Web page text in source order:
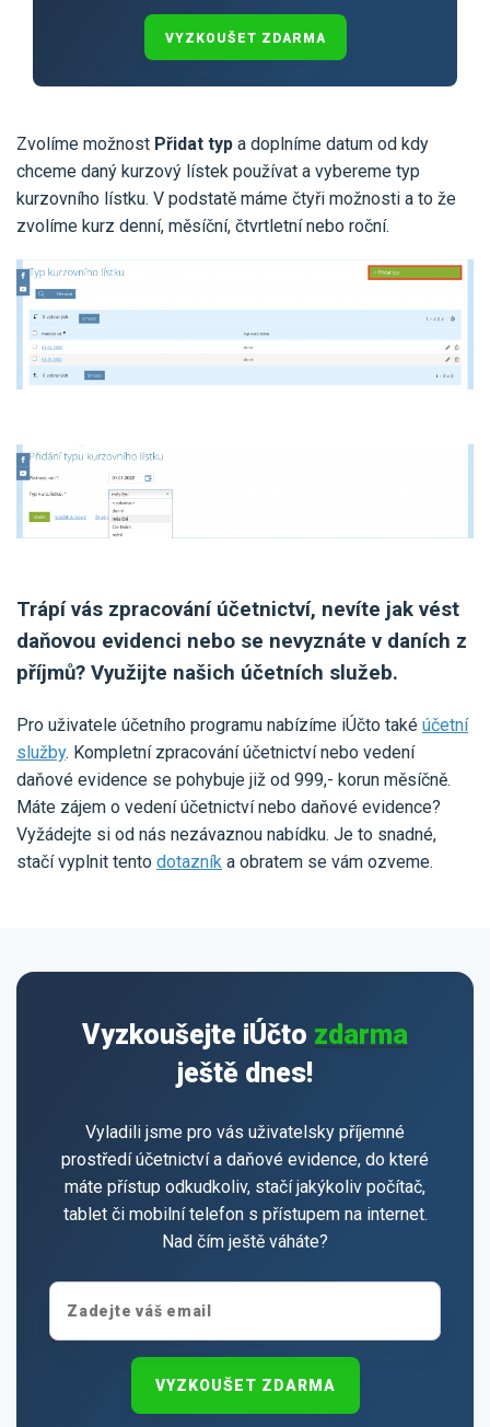
VYZKOUŠET ZDARMA
Zvolíme možnost Přidat typ a doplníme datum od kdy
chceme daný kurzový lístek používat a vybereme typ
kurzovního lístku. V podstatě máme čtyři možnosti a to že
zvolíme kurz denní, měsíční, čtvrtletní nebo roční.
Trápí vás zpracování účetnictví, nevíte jak vést
daňovou evidenci nebo se nevyznáte v daních z
příjmů? Využijte našich účetních služeb.
Pro uživatele účetního programu nabízíme iÚčto také účetní
služby. Kompletní zpracování účetnictví nebo vedení
daňové evidence se pohybuje již od 999,- korun měsíčně.
Máte zájem o vedení účetnictví nebo daňové evidence?
Vyžádejte si od nás nezávaznou nabídku. Je to snadné,
stačí vyplnit tento dotazník a obratem se vám ozveme.
Vyzkoušejte iÚčto zdarma
ještě dnes!
Vyladili jsme pro vás uživatelsky příjemné
prostředí účetnictví a daňové evidence, do které
máte přístup odkudkoliv, stačí jakýkoliv počítač,
tablet či mobilní telefon s přístupem na internet.
Nad čím ještě váháte?
VYZKOUŠET ZDARMA